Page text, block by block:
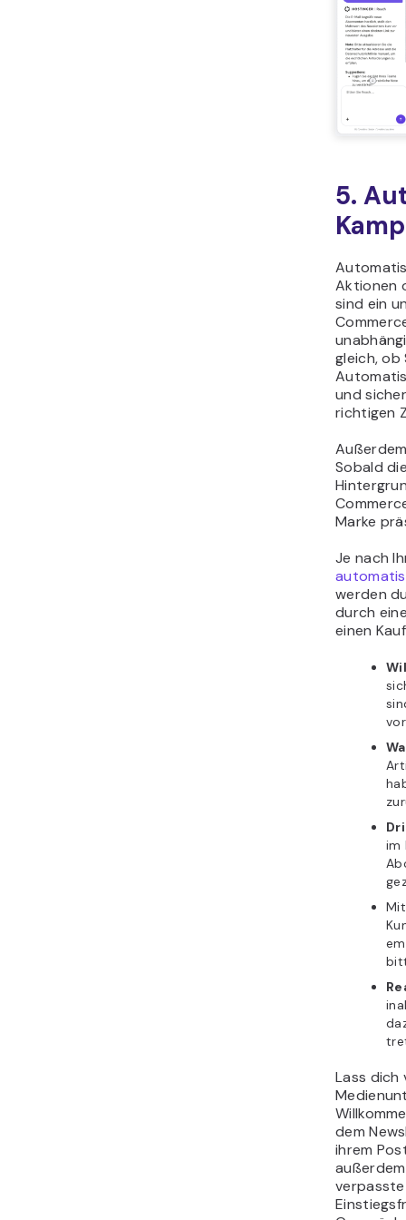
5.
Aktionen
sind ein
gleich,
und
richtigen
Sobald
Marke
Je nach
werden
durch
einen
im
Lass
dem
ihrem